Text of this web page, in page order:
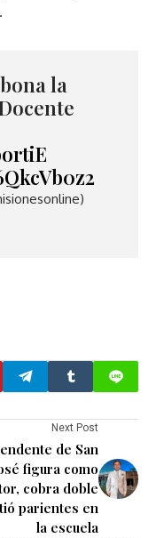
la
Next Post
de San
figura como
cobra doble
parientes en
la escuela